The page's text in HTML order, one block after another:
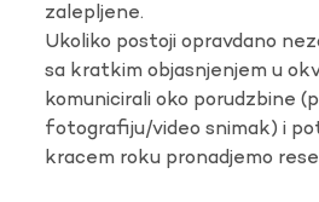
zalepljene.
Ukoliko postoji opravdano
sa kratkim objasnjenjem u
komunicirali oko porudzbine
fotografiju/video snimak) i
kracem roku pronadjemo